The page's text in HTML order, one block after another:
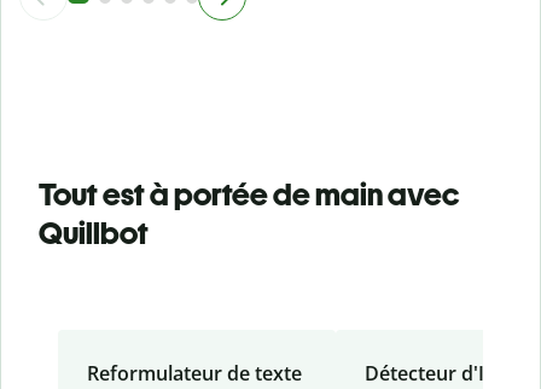
Tout est à portée de main avec
Quillbot
Reformulateur de texte Détecteur d'IA